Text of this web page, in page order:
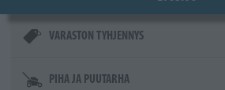
VARASTON TYHJENNYS
PIHA JA PUUTARHA